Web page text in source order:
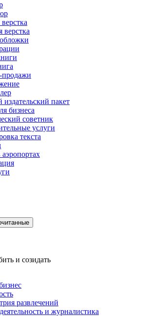
верстка
пакет
бизнеса
советник
услуги
текста
развлечений
и журналистика